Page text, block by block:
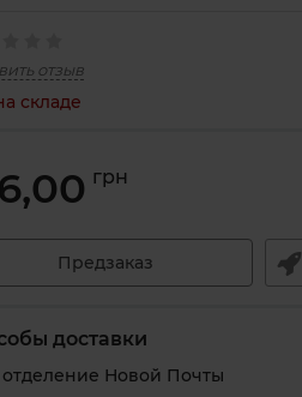
отзыв
складе
грн
Предзаказ
доставки
Новой Почты